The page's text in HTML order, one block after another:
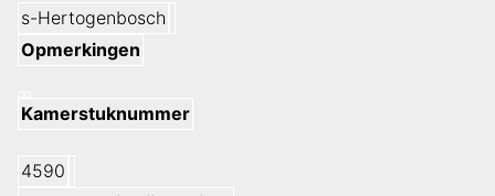
s-Hertogenbosch
Opmerkingen
Kamerstuknummer
4590